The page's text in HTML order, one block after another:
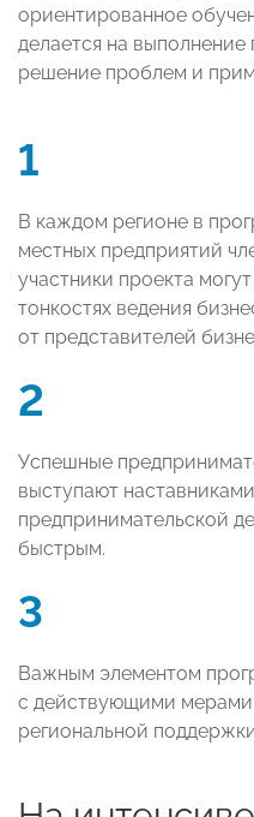
ориентированное
делается на выполнение
решение проблем и
1
В каждом регионе в
местных предприятий
участники проекта
тонкостях ведения
от представителей
2
Успешные
выступают
предпринимательской
быстрым.
3
Важным элементом
с действующими мерами
региональной